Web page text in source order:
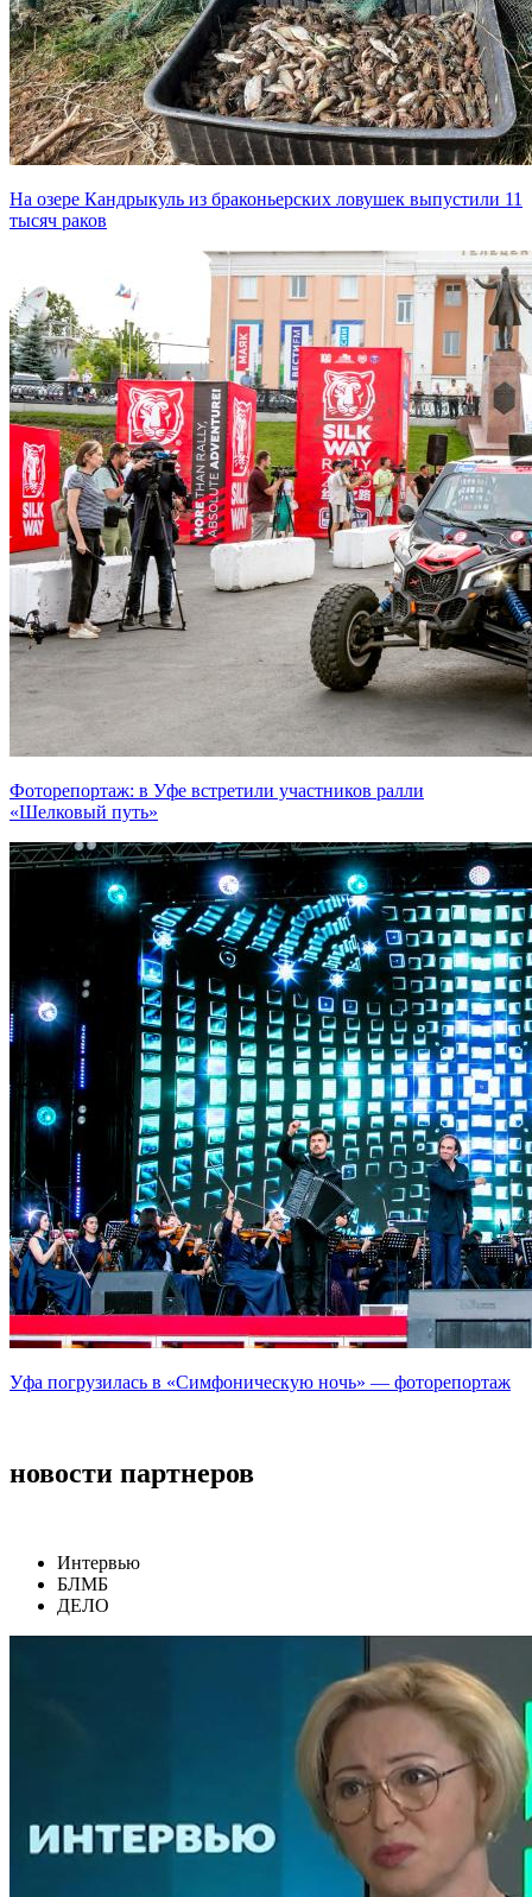
На озере Кандрыкуль из браконьерских ловушек выпустили 11
тысяч раков
Фоторепортаж: в Уфе встретили участников ралли
«Шелковый путь»
Уфа погрузилась в «Симфоническую ночь» — фоторепортаж
новости партнеров
Интервью
БЛМБ
ДЕЛО